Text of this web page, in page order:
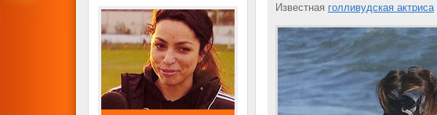
Известная голливудская актриса